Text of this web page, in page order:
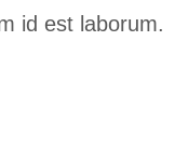
id est laborum.